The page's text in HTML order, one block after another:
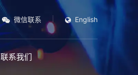
微信联系 English
联系我们